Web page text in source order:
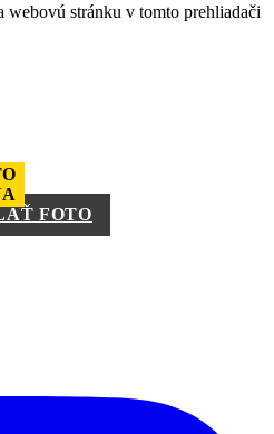
stránku v tomto prehliadači
FOTO